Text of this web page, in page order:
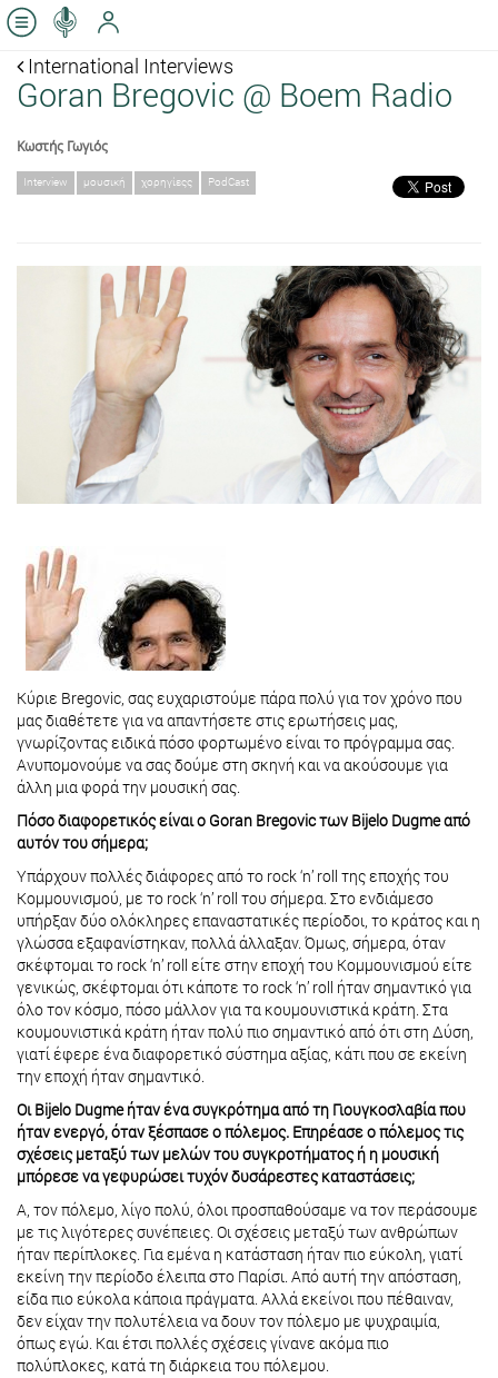
International Interviews
Goran Bregovic @ Boem Radio
Κωστής Γωγιός
Interview μουσική χορηγίεςς PodCast
Κύριε Bregovic, σας ευχαριστούμε πάρα πολύ για τον χρόνο που
μας διαθέτετε για να απαντήσετε στις ερωτήσεις μας,
γνωρίζοντας ειδικά πόσο φορτωμένο είναι το πρόγραμμα σας.
Ανυπομονούμε να σας δούμε στη σκηνή και να ακούσουμε για
άλλη μια φορά την μουσική σας.
Πόσο διαφορετικός είναι ο Goran Bregovic των Bijelo Dugme από
αυτόν του σήμερα;
Υπάρχουν πολλές διάφορες από το rock ‘n’ roll της εποχής του
Κομμουνισμού, με το rock ‘n’ roll του σήμερα. Στο ενδιάμεσο
υπήρξαν δύο ολόκληρες επαναστατικές περίοδοι, το κράτος και η
γλώσσα εξαφανίστηκαν, πολλά άλλαξαν. Όμως, σήμερα, όταν
σκέφτομαι το rock ‘n’ roll είτε στην εποχή του Κομμουνισμού είτε
γενικώς, σκέφτομαι ότι κάποτε το rock ‘n’ roll ήταν σημαντικό για
όλο τον κόσμο, πόσο μάλλον για τα κουμουνιστικά κράτη. Στα
κουμουνιστικά κράτη ήταν πολύ πιο σημαντικό από ότι στη Δύση,
γιατί έφερε ένα διαφορετικό σύστημα αξίας, κάτι που σε εκείνη
την εποχή ήταν σημαντικό.
Οι Bijelo Dugme ήταν ένα συγκρότημα από τη Γιουγκοσλαβία που
ήταν ενεργό, όταν ξέσπασε ο πόλεμος. Επηρέασε ο πόλεμος τις
σχέσεις μεταξύ των μελών του συγκροτήματος ή η μουσική
μπόρεσε να γεφυρώσει τυχόν δυσάρεστες καταστάσεις;
Α, τον πόλεμο, λίγο πολύ, όλοι προσπαθούσαμε να τον περάσουμε
με τις λιγότερες συνέπειες. Οι σχέσεις μεταξύ των ανθρώπων
ήταν περίπλοκες. Για εμένα η κατάσταση ήταν πιο εύκολη, γιατί
εκείνη την περίοδο έλειπα στο Παρίσι. Από αυτή την απόσταση,
είδα πιο εύκολα κάποια πράγματα. Αλλά εκείνοι που πέθαιναν,
δεν είχαν την πολυτέλεια να δουν τον πόλεμο με ψυχραιμία,
όπως εγώ. Και έτσι πολλές σχέσεις γίνανε ακόμα πιο
πολύπλοκες, κατά τη διάρκεια του πόλεμου.